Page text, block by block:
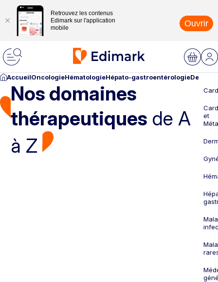
Retrouvez les contenus
Edimark sur l'application
mobile
Ouvrir
AccueilOncologieHématologieHépato-gastroentérologie
Nos domaines
thérapeutiques de A
à Z
et